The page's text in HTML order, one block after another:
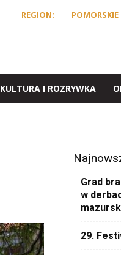
REGION: POMORSKIE
KULTURA I ROZRYWKA
Grad
w
29.